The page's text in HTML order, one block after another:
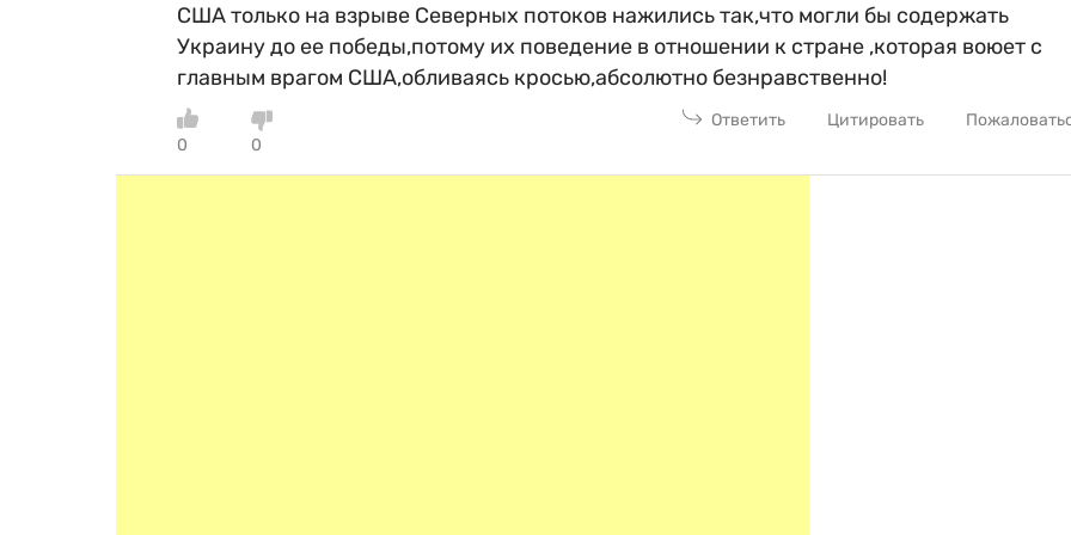
США только на взрыве Северных потоков нажились так,что могли бы содержать
Украину до ее победы,потому их поведение в отношении к стране ,которая воюет с
главным врагом США,обливаясь кросью,абсолютно безнравственно!
0 0
Ответить Цитировать